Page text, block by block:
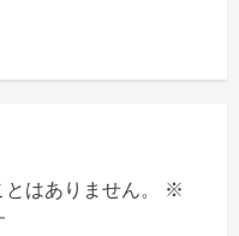
はありません。
※